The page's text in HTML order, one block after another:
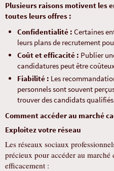
Plusieurs raisons motivent les
toutes leurs offres :
Confidentialité : Certaines
leurs plans de recrutement
Coût et efficacité : Publier
candidatures peut être
Fiabilité : Les
personnels sont souvent
trouver des candidats
Comment accéder au marché
Exploitez votre réseau
Les réseaux sociaux
précieux pour accéder au
efficacement :